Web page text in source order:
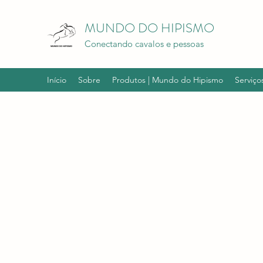
MUNDO DO HIPISMO
Conectando cavalos e pessoas
Início Sobre Produtos | Mundo do Hipismo